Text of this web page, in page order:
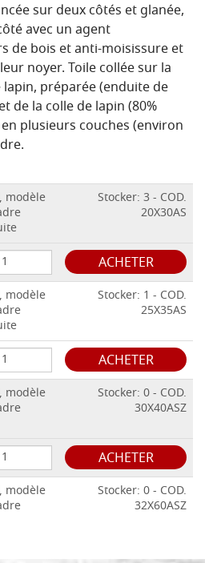
sur deux côtés et glanée,
avec un agent
de bois et anti-moisissure et
noyer.Toile collée sur la
préparée (enduite de
de la colle de lapin (80%
plusieurs couches (environ
modèle
Stocker: 3 - COD.
20X30AS
ACHETER
modèle
Stocker: 1 - COD.
25X35AS
ACHETER
modèle
Stocker: 0 - COD.
30X40ASZ
ACHETER
modèle
Stocker: 0 - COD.
32X60ASZ
ACHETER